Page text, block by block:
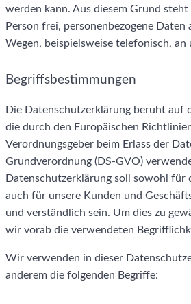
werden kann. Aus diesem Grund
Person frei, personenbezogene
Wegen, beispielsweise telefonisch, an
Begriffsbestimmungen
Die Datenschutzerklärung beruht auf
die durch den Europäischen
Verordnungsgeber beim Erlass der
Grundverordnung (DS-GVO)
Datenschutzerklärung soll sowohl für
auch für unsere Kunden und
und verständlich sein. Um dies zu
wir vorab die verwendeten
Wir verwenden in dieser
anderem die folgenden Begriffe: